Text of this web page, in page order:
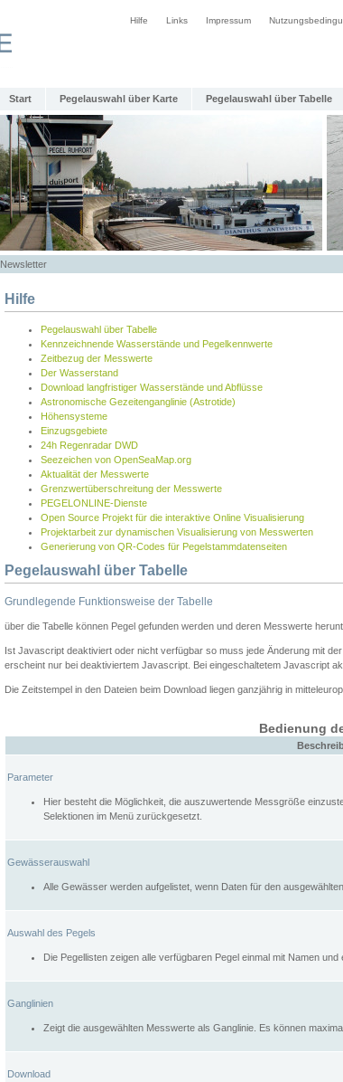
Hilfe Links Impressum
Start Pegelauswahl über Karte Pegelauswahl über Tabelle
Newsletter
Hilfe
Pegelauswahl über Tabelle
Kennzeichnende Wasserstände und Pegelkennwerte
Zeitbezug der Messwerte
Der Wasserstand
Download langfristiger Wasserstände und Abflüsse
Astronomische Gezeitenganglinie (Astrotide)
Höhensysteme
Einzugsgebiete
24h Regenradar DWD
Seezeichen von OpenSeaMap.org
Aktualität der Messwerte
Grenzwertüberschreitung der Messwerte
PEGELONLINE-Dienste
Open Source Projekt für die interaktive Online Visualisierung
Projektarbeit zur dynamischen Visualisierung von Messwerten
Generierung von QR-Codes für Pegelstammdatenseiten
Pegelauswahl über Tabelle
Grundlegende Funktionsweise der Tabelle
über die Tabelle können Pegel gefunden werden und deren Messwerte
Ist Javascript deaktiviert oder nicht verfügbar so muss jede Änderung mit
erscheint nur bei deaktiviertem Javascript. Bei eingeschaltetem Javascript
Die Zeitstempel in den Dateien beim Download liegen ganzjährig in
Bedienung
Parameter
Hier besteht die Möglichkeit, die auszuwertende Messgröße
Selektionen im Menü zurückgesetzt.
Gewässerauswahl
Alle Gewässer werden aufgelistet, wenn Daten für den
Auswahl des Pegels
Die Pegellisten zeigen alle verfügbaren Pegel einmal mit Namen und
Ganglinien
Zeigt die ausgewählten Messwerte als Ganglinie. Es können
Download